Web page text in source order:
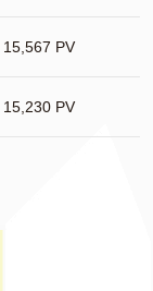
15,567 PV
15,230 PV